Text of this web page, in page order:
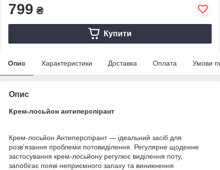
799 ₴
Купити
Опис Характеристики Доставка Оплата Умови
Опис
Крем-лосьйон антиперспірант
Крем-лосьйон Антиперспірант — ідеальний засіб для
розв'язання проблеми потовиділення. Регулярне щоденне
застосування крем-лосьйону регулює виділення поту,
запобігає появі неприємного запаху та виникнення